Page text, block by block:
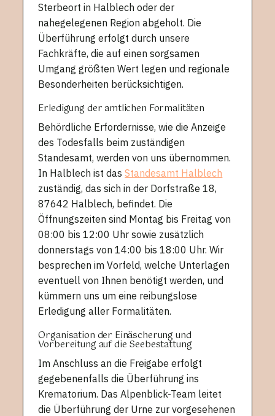
Sterbeort in Halblech oder der
nahegelegenen Region abgeholt. Die
Überführung erfolgt durch unsere
Fachkräfte, die auf einen sorgsamen
Umgang größten Wert legen und regionale
Besonderheiten berücksichtigen.
Erledigung der amtlichen Formalitäten
Behördliche Erfordernisse, wie die Anzeige
des Todesfalls beim zuständigen
Standesamt, werden von uns übernommen.
In Halblech ist dasStandesamt Halblech
zuständig, das sich in der Dorfstraße 18,
87642 Halblech, befindet. Die
Öffnungszeiten sind Montag bis Freitag von
08:00 bis 12:00 Uhr sowie zusätzlich
donnerstags von 14:00 bis 18:00 Uhr. Wir
besprechen im Vorfeld, welche Unterlagen
eventuell von Ihnen benötigt werden, und
kümmern uns um eine reibungslose
Erledigung aller Formalitäten.
Organisation der Einäscherung und
Vorbereitung auf die Seebestattung
Im Anschluss an die Freigabe erfolgt
gegebenenfalls die Überführung ins
Krematorium. Das Alpenblick-Team leitet
die Überführung der Urne zur vorgesehenen